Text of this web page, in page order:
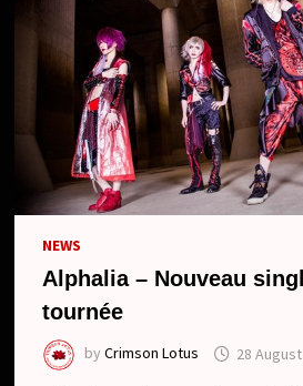
NEWS
Alphalia – Nouveau
tournée
byCrimson Lotus 28